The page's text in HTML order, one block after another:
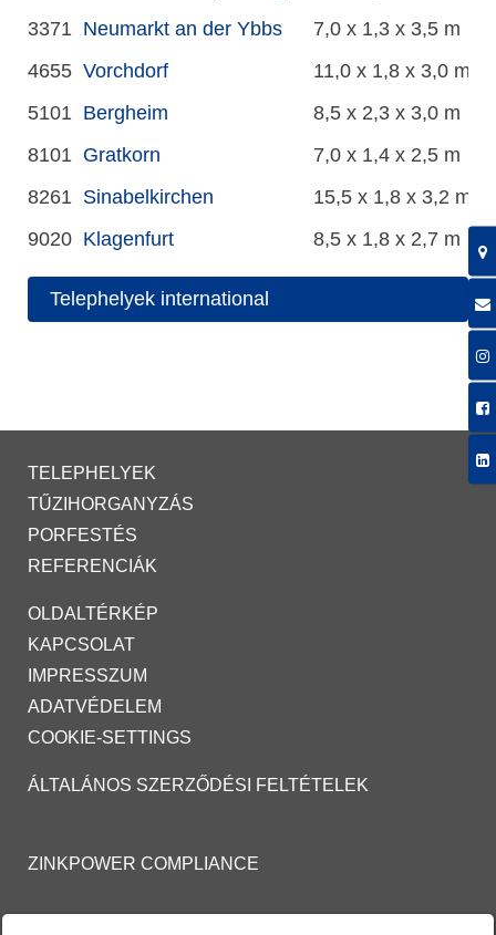
3371 Neumarkt an der Ybbs
7,0 x 1,3 x 3,5 m
4655 Vorchdorf
11,0 x 1,8 x 3,0 m
5101 Bergheim
8,5 x 2,3 x 3,0 m
8101 Gratkorn
7,0 x 1,4 x 2,5 m
8261 Sinabelkirchen
15,5 x 1,8 x 3,2 m
9020 Klagenfurt 8,5 x 1,8 x 2,7 m
Telephelyek international
TELEPHELYEK
TŰZIHORGANYZÁS
PORFESTÉS
REFERENCIÁK
OLDALTÉRKÉP
KAPCSOLAT
IMPRESSZUM
ADATVÉDELEM
COOKIE-SETTINGS
ÁLTALÁNOS SZERZŐDÉSI FELTÉTELEK
ZINKPOWER COMPLIANCE